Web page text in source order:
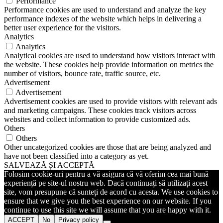
Performance cookies are used to understand and analyze the key
performance indexes of the website which helps in delivering a
better user experience for the visitors.
Analytics
Analytics
Analytical cookies are used to understand how visitors interact with
the website. These cookies help provide information on metrics the
number of visitors, bounce rate, traffic source, etc.
Advertisement
Advertisement
Advertisement cookies are used to provide visitors with relevant ads
and marketing campaigns. These cookies track visitors across
websites and collect information to provide customized ads.
Others
Others
Other uncategorized cookies are those that are being analyzed and
have not been classified into a category as yet.
SALVEAZĂ ȘI ACCEPTĂ
Folosim cookie-uri pentru a vă asigura că vă oferim cea mai bună
experiență pe site-ul nostru web. Dacă continuați să utilizați acest
site, vom presupune că sunteți de acord cu acesta. We use cookies to
ensure that we give you the best experience on our website. If you
continue to use this site we will assume that you are happy with it.
ACCEPT No Privacy policy